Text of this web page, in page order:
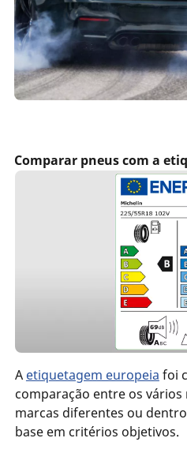
Comparar pneus com a
A etiquetagem europeia foi
comparação entre os
marcas diferentes ou
base em critérios objetivos.